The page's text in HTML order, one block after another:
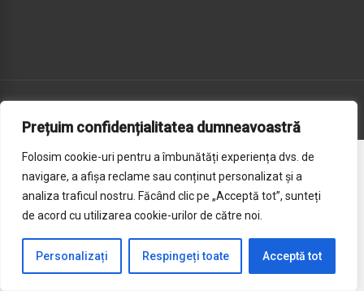
Prețuim confidențialitatea dumneavoastră
Folosim cookie-uri pentru a îmbunătăți experiența dvs. de
navigare, a afișa reclame sau conținut personalizat și a
analiza traficul nostru. Făcând clic pe „Acceptă tot”, sunteți
de acord cu utilizarea cookie-urilor de către noi.
Personalizați Respingeți toate Acceptă tot